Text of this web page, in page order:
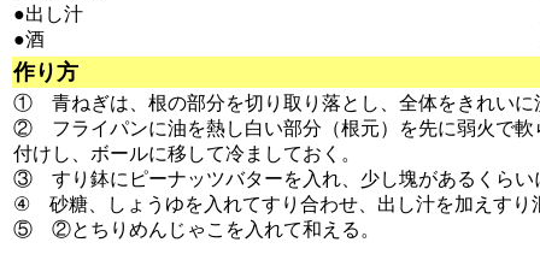
●出し汁
●酒
作り方
① 青ねぎは、根の部分を切り取り落とし、全体をきれいに
② フライパンに油を熱し白い部分（根元）を先に弱火で軟
付けし、ボールに移して冷ましておく。
③ すり鉢にピーナッツバターを入れ、少し塊があるくらい
④ 砂糖、しょうゆを入れてすり合わせ、出し汁を加えすり
⑤ ②とちりめんじゃこを入れて和える。